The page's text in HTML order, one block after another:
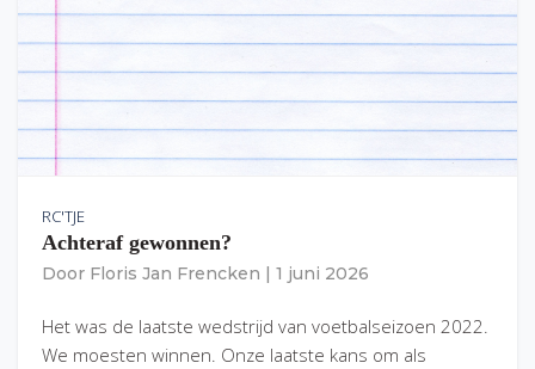
RC'TJE
Achteraf gewonnen?
Door Floris Jan Frencken 1 juni 2026
Het was de laatste wedstrijd van voetbalseizoen 2022.
We moesten winnen. Onze laatste kans om als